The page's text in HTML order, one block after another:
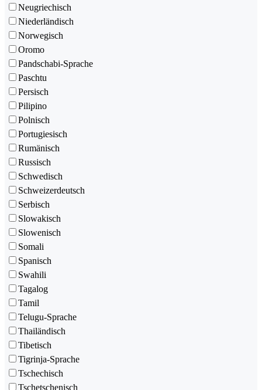
Neugriechisch
Niederländisch
Norwegisch
Oromo
Pandschabi-Sprache
Paschtu
Persisch
Pilipino
Polnisch
Portugiesisch
Rumänisch
Russisch
Schwedisch
Schweizerdeutsch
Serbisch
Slowakisch
Slowenisch
Somali
Spanisch
Swahili
Tagalog
Tamil
Telugu-Sprache
Thailändisch
Tibetisch
Tigrinja-Sprache
Tschechisch
Tschetschenisch